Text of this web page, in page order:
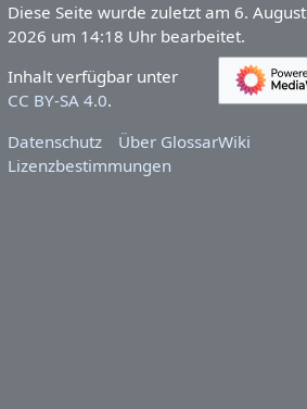
Diese Seite wurde zuletzt am 6. August
2026 um 14:18 Uhr bearbeitet.
Inhalt verfügbar unter
CC BY-SA 4.0.
Datenschutz
Über GlossarWiki
Lizenzbestimmungen